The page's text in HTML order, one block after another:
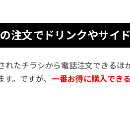
注文でドリンクやサイ
れたチラシから電話注文できるほ
。ですが、 一番お得に購入でき